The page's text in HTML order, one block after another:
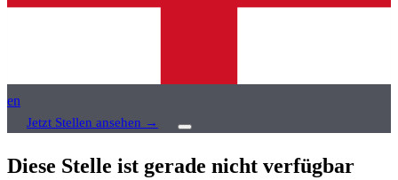
en
Jetzt Stellen ansehen →
Diese Stelle ist gerade nicht verfügbar